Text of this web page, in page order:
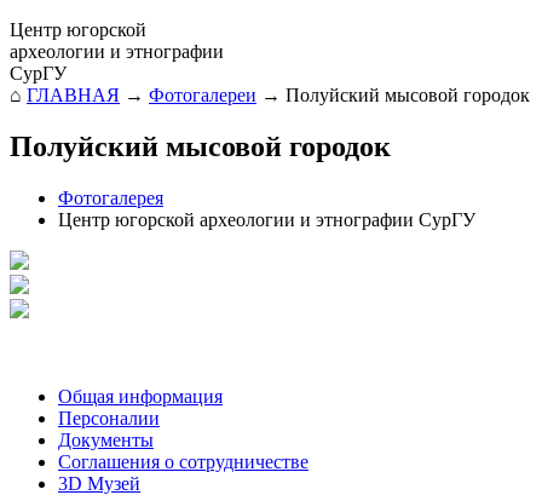
Центр югорской
археологии и этнографии
СурГУ
⌂ ГЛАВНАЯ → Фотогалереи → Полуйский мысовой городок
Полуйский мысовой городок
Фотогалерея
Центр югорской археологии и этнографии СурГУ
Общая информация
Персоналии
Документы
Соглашения о сотрудничестве
3D Музей